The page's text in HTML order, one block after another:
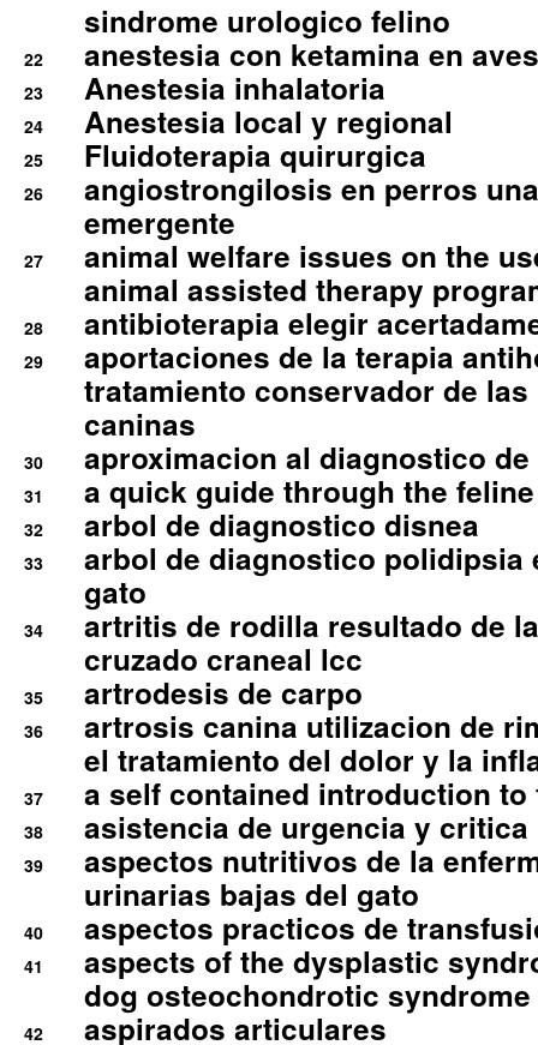
sindrome urologico felino
22 anestesia con ketamina en
23 Anestesia inhalatoria
24 Anestesia local y regional
25 Fluidoterapia quirurgica
26
angiostrongilosis en perros
emergente
27
animal welfare issues on the
animal assisted therapy
28 antibioterapia elegir
29
aportaciones de la terapia
tratamiento conservador de
caninas
30 aproximacion al diagnostico
31 a quick guide through the
32 arbol de diagnostico disnea
33
arbol de diagnostico polidipsia
gato
34
artritis de rodilla resultado de
cruzado craneal lcc
35 artrodesis de carpo
36
artrosis canina utilizacion de
el tratamiento del dolor y la
37 a self contained introduction
38 asistencia de urgencia y
39
aspectos nutritivos de la
urinarias bajas del gato
40 aspectos practicos de
41
aspects of the dysplastic
dog osteochondrotic syndrome
42 aspirados articulares